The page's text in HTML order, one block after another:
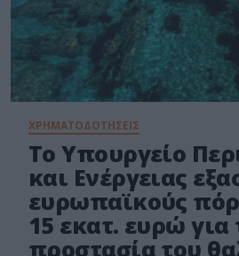
ΧΡΗΜΑΤΟΔΟΤΗΣΕΙΣ
Το Υπουργείο
και Ενέργειας
ευρωπαϊκούς
15 εκατ. ευρώ για
προστασία του